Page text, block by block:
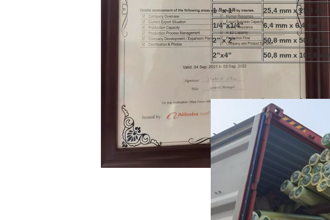
1 "x 1"
25,4 mm x 25,4 mm
1/4”x1/4”
6,4 mm x 6,4 mm
2” x 2”
50,8 mm x 50,8 mm
2”x4”
50,8 mm x 101,6 mm